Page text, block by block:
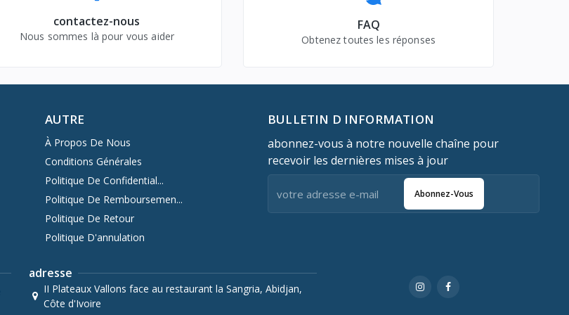
contactez-nous
Nous sommes là pour vous aider
FAQ
Obtenez toutes les réponses
AUTRE
À Propos De Nous
Conditions Générales
Politique De Confidential...
Politique De Remboursemen...
Politique De Retour
Politique D'annulation
BULLETIN D INFORMATION
abonnez-vous à notre nouvelle chaîne pour
recevoir les dernières mises à jour
Abonnez-Vous
adresse
II Plateaux Vallons face au restaurant la Sangria, Abidjan,
Côte d'Ivoire